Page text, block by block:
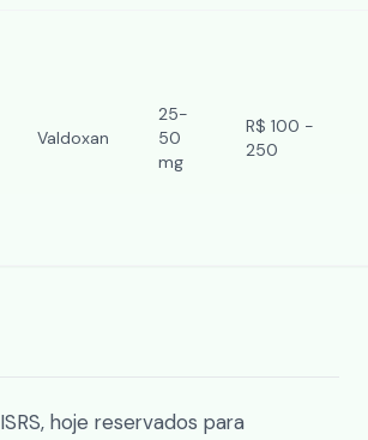
Valdoxan
25-
50
mg
R$ 100 -
250
hoje reservados para